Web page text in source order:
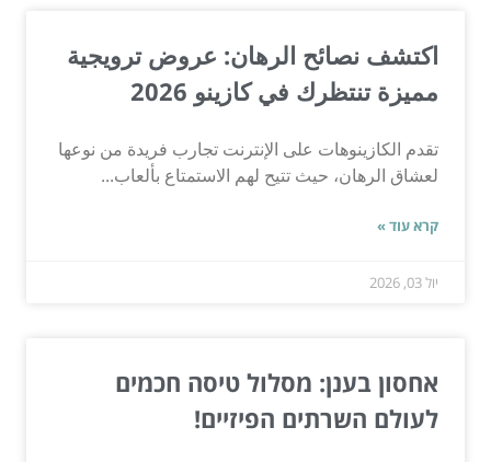
اكتشف نصائح الرهان: عروض ترويجية
مميزة تنتظرك في كازينو 2026
تقدم الكازينوهات على الإنترنت تجارب فريدة من نوعها
لعشاق الرهان، حيث تتيح لهم الاستمتاع بألعاب...
קרא עוד »
יול 03, 2026
אחסון בענן: מסלול טיסה חכמים
לעולם השרתים הפיזיים!